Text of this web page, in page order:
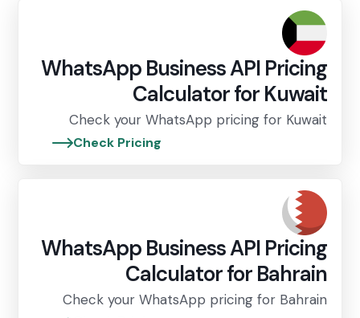
WhatsApp Business API Pricing
Calculator for Kuwait
Check your WhatsApp pricing for Kuwait
Check Pricing
WhatsApp Business API Pricing
Calculator for Bahrain
Check your WhatsApp pricing for Bahrain